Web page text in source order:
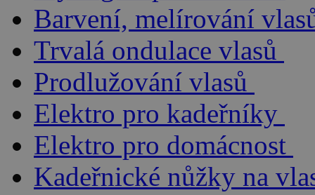
Barvení, melírování
Trvalá ondulace vlasů
Prodlužování vlasů
Elektro pro kadeřníky
Elektro pro domácnost
Kadeřnické nůžky na